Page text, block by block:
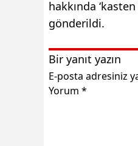
hakkında
gönderildi.
Bir yanıt yazın
E-posta adresiniz
Yorum *